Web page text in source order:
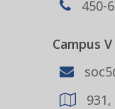
450-
Campus V